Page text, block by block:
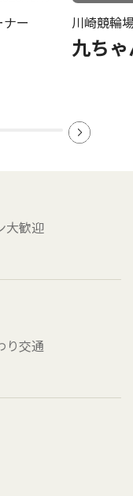
ー 川崎競輪
九ち
大歓迎
り交通